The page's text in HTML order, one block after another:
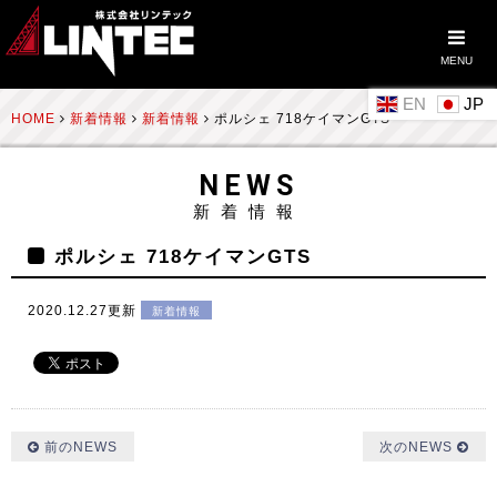
MENU
EN
HOME 新着情報 新着情報 ポルシェ 718ケイマンGTS
NEWS
新着情報
ポルシェ 718ケイマンGTS
2020.12.27更新 新着情報
前のNEWS 次のNEWS